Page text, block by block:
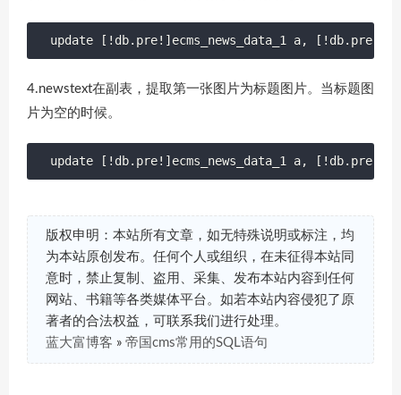
update [!db.pre!]ecms_news_data_1 a,
4.newstext在副表，提取第一张图片为标题图片。当标题图
片为空的时候。
update [!db.pre!]ecms_news_data_1 a,
版权申明：本站所有文章，如无特殊说明或标注，均
为本站原创发布。任何个人或组织，在未征得本站同
意时，禁止复制、盗用、采集、发布本站内容到任何
网站、书籍等各类媒体平台。如若本站内容侵犯了原
著者的合法权益，可联系我们进行处理。
蓝大富博客 » 帝国cms常用的SQL语句